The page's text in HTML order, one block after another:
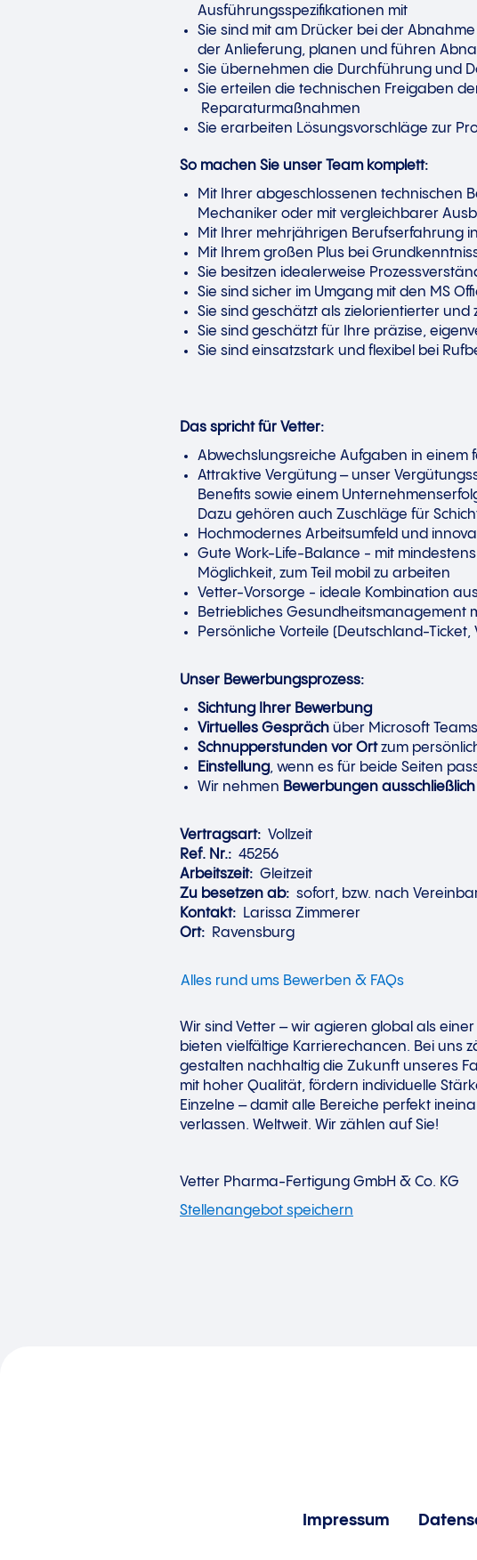
Ausführungsspezifikationen mit
Sie sind mit am Drücker bei der
der Anlieferung, planen und führen
Sie übernehmen die Durchführung und
Sie erteilen die technischen Freigaben
Reparaturmaßnahmen
Sie erarbeiten Lösungsvorschläge zur
So machen Sie unser Team komplett:
Mit Ihrer abgeschlossenen technischen
Mechaniker oder mit vergleichbarer
Mit Ihrer mehrjährigen Berufserfahrung
Mit Ihrem großen Plus bei
Sie besitzen idealerweise
Sie sind sicher im Umgang mit den MS
Sie sind geschätzt als zielorientierter und
Sie sind geschätzt für Ihre präzise,
Sie sind einsatzstark und flexibel bei
Das spricht für Vetter:
Abwechslungsreiche Aufgaben in
Attraktive Vergütung – unser
Benefits sowie einem
Dazu gehören auch Zuschläge für
Hochmodernes Arbeitsumfeld und
Gute Work-Life-Balance - mit
Möglichkeit, zum Teil mobil zu arbeiten
Vetter-Vorsorge - ideale Kombination
Betriebliches Gesundheitsmanagement
Persönliche Vorteile (Deutschland-
Unser Bewerbungsprozess:
Sichtung Ihrer Bewerbung
Virtuelles Gespräch über Microsoft Teams
Schnupperstunden vor Ortzum
Einstellung, wenn es für beide Seiten
Wir nehmen Bewerbungen
Vertragsart: Vollzeit
Ref. Nr.: 45256
Arbeitszeit: Gleitzeit
Zu besetzen ab: sofort, bzw. nach
Kontakt: Larissa Zimmerer
Ort: Ravensburg
Alles rund ums Bewerben & FAQs
Wir sind Vetter – wir agieren global als
bieten vielfältige Karrierechancen. Bei uns
gestalten nachhaltig die Zukunft unseres
mit hoher Qualität, fördern individuelle
Einzelne – damit alle Bereiche perfekt
verlassen. Weltweit. Wir zählen auf Sie!
Vetter Pharma-Fertigung GmbH & Co. KG
Impressum